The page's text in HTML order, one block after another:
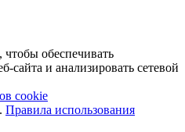
обеспечивать
сайта и анализировать сетевой
cookie
Правила использования